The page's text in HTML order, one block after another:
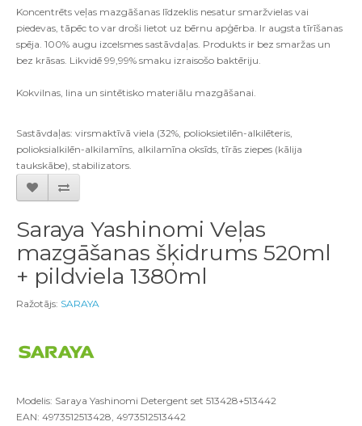
Koncentrēts veļas mazgāšanas līdzeklis nesatur smaržvielas vai
piedevas, tāpēc to var droši lietot uz bērnu apģērba. Ir augsta tīrīšanas
spēja. 100% augu izcelsmes sastāvdaļas. Produkts ir bez smaržas un
bez krāsas. Likvidē 99,99% smaku izraisošo baktēriju.
Kokvilnas, lina un sintētisko materiālu mazgāšanai.
Sastāvdaļas: virsmaktīvā viela (32%, polioksietilēn-alkilēteris,
polioksialkilēn-alkilamīns, alkilamīna oksīds, tīrās ziepes (kālija
taukskābe), stabilizators.
Saraya Yashinomi Veļas
mazgāšanas šķidrums 520ml
+ pildviela 1380ml
Ražotājs: SARAYA
Modelis: Saraya Yashinomi Detergent set 513428+513442
EAN: 4973512513428, 4973512513442